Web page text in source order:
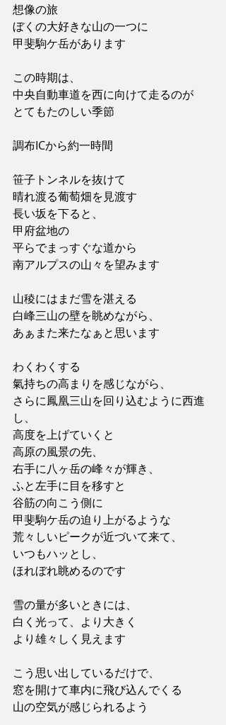
想像の旅
ぼくの大好きな山の一つに
甲斐駒ケ岳があります
この時期は、
中央自動車道を西に向けて走るのが
とてもたのしい季節
調布ICから約一時間
笹子トンネルを抜けて
晴れ渡る葡萄畑を見渡す
長い坂を下ると、
甲府盆地の
平らでまっすぐな道から
南アルプスの山々を望みます
山稜にはまだ雪を湛える
白峰三山の壁を眺めながら、
あぁまた来たなぁと思います
わくわくする
氣持ちの高まりを感じながら、
さらに鳳凰三山を回り込むように西進
し、
高度を上げていくと
高原の風景の先、
右手に八ヶ岳の峰々が輝き、
ふと左手に目を移すと
谷筋の向こう側に
甲斐駒ケ岳の迫り上がるような
荒々しいピークが近づいて来て、
いつもハッとし、
ほれぼれ眺めるのです
雪の量が多いときには、
白く光って、より大きく
より雄々しく見えます
こう思い出しているだけで、
窓を開けて車内に飛び込んでくる
山の空気が感じられるよう